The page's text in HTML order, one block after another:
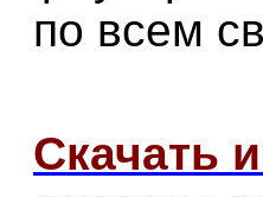
по всем
Скачать